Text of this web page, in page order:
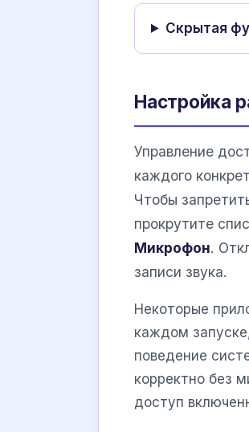
Скрытая
Настройка
Управление
каждого
Чтобы
прокрутите
Микрофон.
записи звука.
Некоторые
каждом
поведение
корректно без
доступ